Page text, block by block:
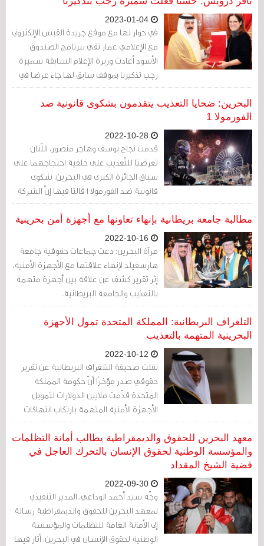
في حوار لها مع موقع جريدة القبس الإلكتروني
مع الإعلامي عمار تقي ببرنامج الصندوق
الأسود أعادت وزيرة الإعلام السابقة سميرة
رجب تذكيرنا بموقف سابق لها جاء عرضا في
محاولة نفي المسؤولية عن الانتهاكات التي
وقعت في التسعينات عن الحكومة البحرينية
البحرين: ضحايا التعذيب يتقدمون بشكوى قانونية ضد
الفورمولا 1
قدمت نجاح يوسف وهاجر منصور، اللّتان
تعرضتا للتّعذيب على خلفية احتجاجهما على
سباق الجائزة الكبرى في البحرين، شكوى
قانونية ضد الفورمولا 1 قالتا فيها إنّ الشركة
انتهكت معايير حقوق الإنسان بعد أن تعهدت
بالالتزام بها، وفقًا لما ذكره موقع ميدل إيست
آي.
مطالبة جامعة بريطانية بإنهاء تعاونها مع أجهزة أمن بحرينية
مرآة البحرين: دعت جماعات حقوقية جامعة
هارسفيلد لإنهاء علاقتها مع الأجهزة الأمنية،
إثر تقرير كشف عن علاقة بين أجهزة متهمة
بالتعذيب والجامعة البريطانية.
التلغراف البريطانية: المملكة المتحدة تمول الأجهزة
البحرينية المتهمة بالتعذيب
نقلت صحيفة التلغراف البريطانية عن تقرير
حقوقي صدر مؤخرًا أنّ حكومة المملكة
المتحدة قدّمت ملايين الدولارات لتمويل
الأجهزة الأمنية المتهمة بارتكاب انتهاكات
خطيرة لحقوق الإنسان بما في ذلك التعذيب
في البحرين.
معهد البحرين للحقوق والديمقراطية يطالب أمانة التظلمات
والمؤسسة الوطنية لحقوق الإنسان بالتحرك العاجل في
قضية الشيخ المقداد
وجّه سيد أحمد الوداعي، المدير التنفيذي
لمعهد البحرين للحقوق والديمقراطية رسالة
إلى الأمانة العامة للتظلمات والمؤسسة
الوطنية لحقوق الإنسان في البحرين، أثار فيها